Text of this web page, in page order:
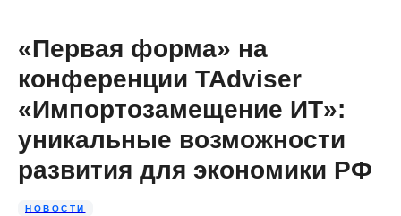
«Первая форма» на
конференции TAdviser
«Импортозамещение ИТ»:
уникальные возможности
развития для экономики РФ
НОВОСТИ